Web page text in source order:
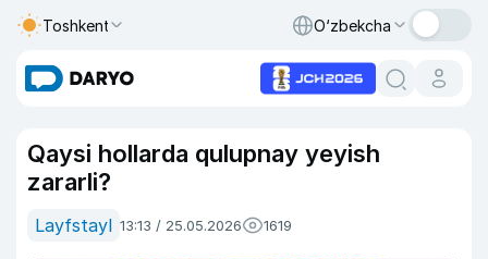
Toshkent O‘zbekcha
Qaysi hollarda qulupnay yeyish
zararli?
Layfstayl 13:13 / 25.05.2026 1619